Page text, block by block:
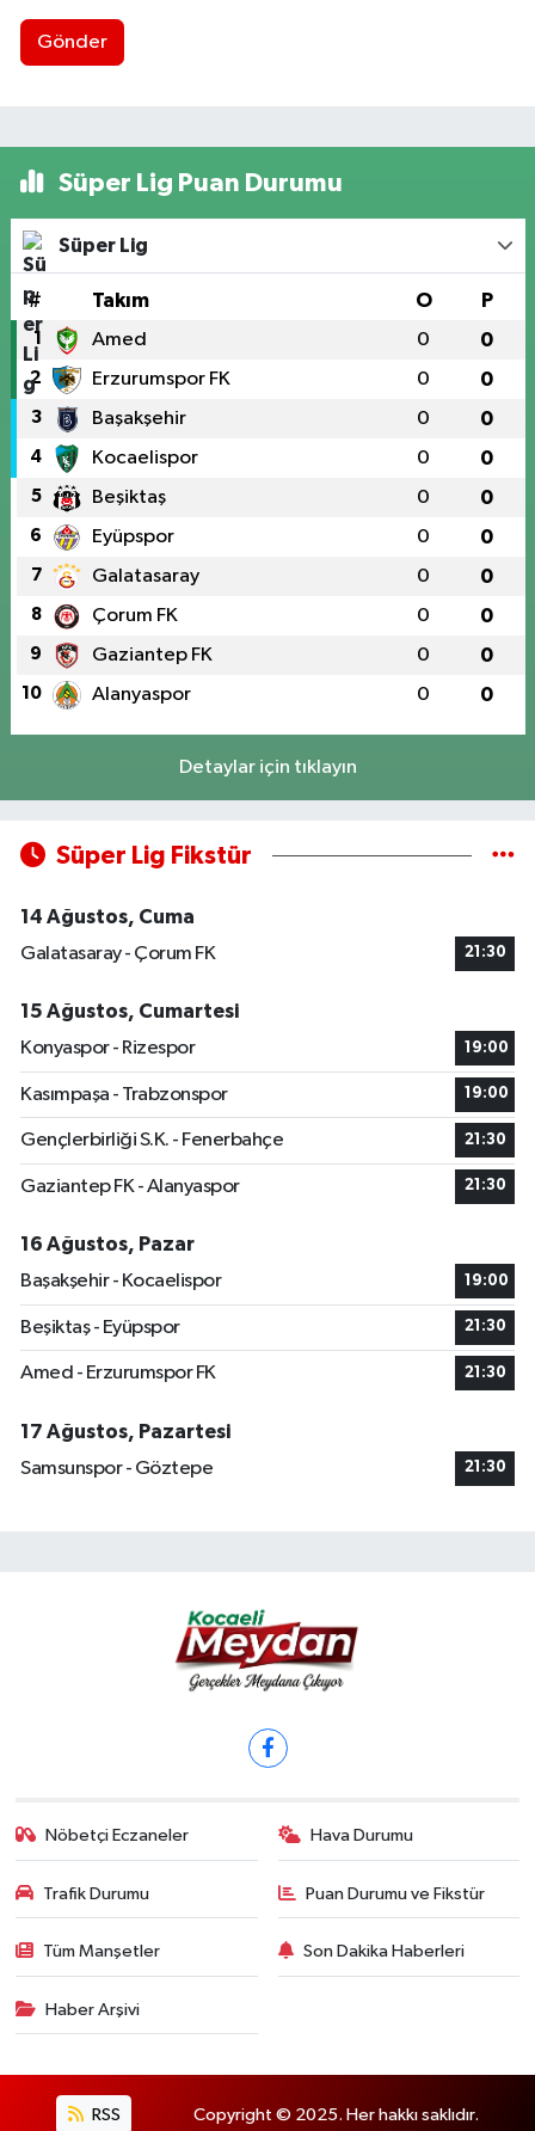
Gönder
Süper Lig Puan Durumu
Süper Lig
# Takım O P
1 Amed 0 0
2 Erzurumspor FK 0 0
3 Başakşehir 0 0
4 Kocaelispor 0 0
5 Beşiktaş 0 0
6 Eyüpspor 0 0
7 Galatasaray 0 0
8 Çorum FK 0 0
9 Gaziantep FK 0 0
10 Alanyaspor 0 0
Detaylar için tıklayın
Süper Lig Fikstür
14 Ağustos, Cuma
Galatasaray - Çorum FK
21:30
15 Ağustos, Cumartesi
Konyaspor - Rizespor
19:00
Kasımpaşa - Trabzonspor 19:00
Gençlerbirliği S.K. - Fenerbahçe 21:30
Gaziantep FK - Alanyaspor 21:30
16 Ağustos, Pazar
Başakşehir - Kocaelispor
19:00
Beşiktaş - Eyüpspor 21:30
Amed - Erzurumspor FK 21:30
17 Ağustos, Pazartesi
Samsunspor - Göztepe
21:30
Nöbetçi Eczaneler Hava Durumu
Trafik Durumu Puan Durumu ve Fikstür
Tüm Manşetler Son Dakika Haberleri
Haber Arşivi
RSS Copyright © 2025. Her hakkı saklıdır.